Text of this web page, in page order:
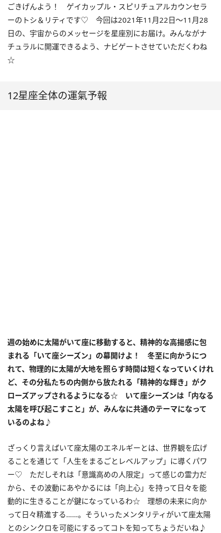
ごきげんよう！ ゲイカップル・スピリチュアルカウンセラ
ーのトシ＆リティです♡ 今回は2021年11 月22日〜11 月28
日の、宇宙からのメッセージを星座別にお届け。みんながナ
チュラルに開運できるよう、ナビゲートさせていただくわね
☆
12星座全体の運氣予報
週の始めに太陽がいて座に移動すると、精神的な高揚感に包
まれる「いて座シーズン」の幕開けよ ！ 冬至に向かうにつ
れて、物理的に太陽が大地を照らす時間は短くなっていくけれ
ど、その分私たちの内側から放たれる「精神的な輝き」がク
ローズアップされるようになる☆ いて座シーズンは「内なる
太陽を呼び起こすこと」が、みんなに共通のテーマになって
いるのよね♪
ざっくり言えばいて座太陽のエネルギーとは、世界観を広げ
ることを通じて「人生をまるごとレベルアップ」に導くパワ
ー♡ ただしそれは「意識高めの人限定」って感じの霊力だ
から、その波動にあやかるには「向上心」を持って日々を能
動的に生きることが鍵になっているわ☆ 理想の未来に向か
って日々精進する……。そういったメンタリティがいて座太陽
とのシンクロを可能にするってコトを知ってちょうだいね♪